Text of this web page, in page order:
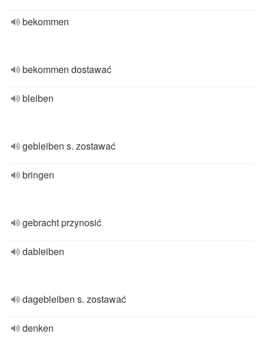
bekommen
bekommen dostawać
bleiben
gebleiben s. zostawać
bringen
gebracht przynosić
dableiben
dagebleiben s. zostawać
denken